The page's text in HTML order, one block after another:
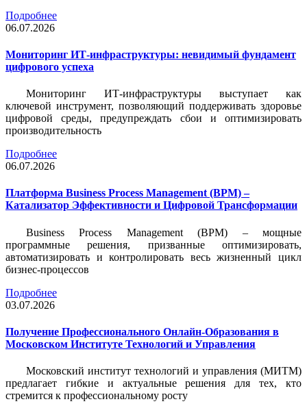
Подробнее
06.07.2026
Мониторинг ИТ-инфраструктуры: невидимый фундамент
цифрового успеха
Мониторинг ИТ-инфраструктуры выступает как
ключевой инструмент, позволяющий поддерживать здоровье
цифровой среды, предупреждать сбои и оптимизировать
производительность
Подробнее
06.07.2026
Платформа Business Process Management (BPM) –
Катализатор Эффективности и Цифровой Трансформации
Business Process Management (BPM) – мощные
программные решения, призванные оптимизировать,
автоматизировать и контролировать весь жизненный цикл
бизнес-процессов
Подробнее
03.07.2026
Получение Профессионального Онлайн-Образования в
Московском Институте Технологий и Управления
Московский институт технологий и управления (МИТМ)
предлагает гибкие и актуальные решения для тех, кто
стремится к профессиональному росту